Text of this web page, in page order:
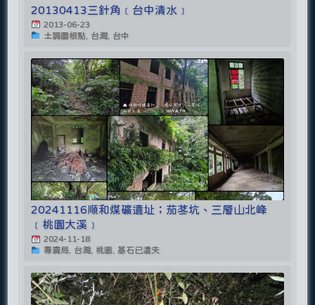
20130413三針角﹝台中清水﹞
2013-06-23
土調圖根點, 台灣, 台中
20241116順和煤礦遺址；茄苳坑、三層山北峰
﹝桃園大溪﹞
2024-11-18
專賣局, 台灣, 桃園, 基石已遺失